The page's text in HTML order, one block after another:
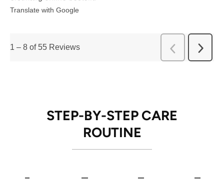
Translate with Google
1 – 8 of 55 Reviews
Previous
Reviews
Next
STEP-BY-STEP CARE
ROUTINE